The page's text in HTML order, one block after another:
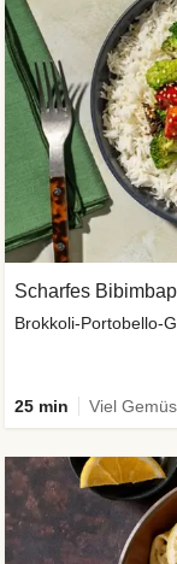
Scharfes
Brokkoli-Portobello-
25 min